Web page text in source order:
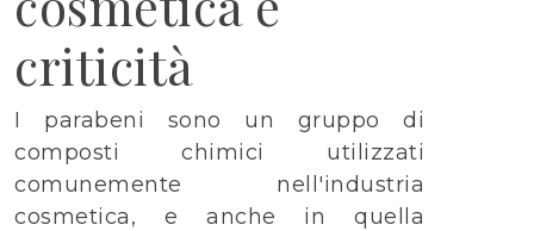
criticità
I parabeni sono un gruppo di
composti chimici utilizzati
comunemente nell'industria
cosmetica, e anche in quella